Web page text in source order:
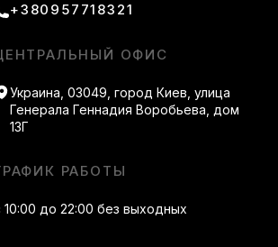
каждом этапе заказа. Мы
позволяет подобрать
+380957718321
ОФИС
Украина, 03049, город Киев, улица
Генерала Геннадия Воробьева, дом
13Г
РАБОТЫ
10:00 до 22:00 без выходных